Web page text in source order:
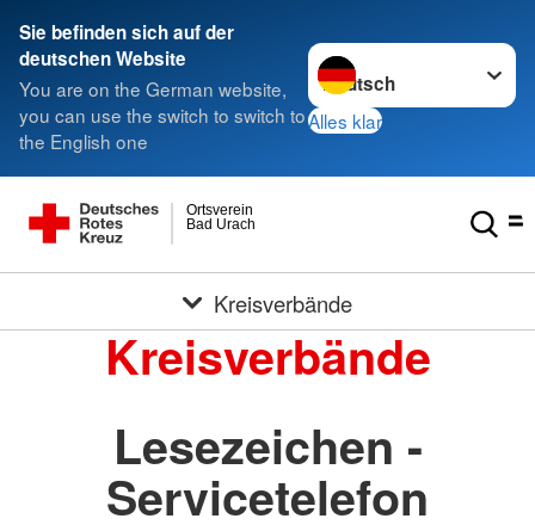
Sie befinden sich auf der
deutschen Website
You are on the German website,
you can use the switch to switch to
the English one
Sprache wechseln zu
Alles klar
Bad Urach
Ortsverein
Kreisverbände
Kreisverbände
Lesezeichen -
Servicetelefon